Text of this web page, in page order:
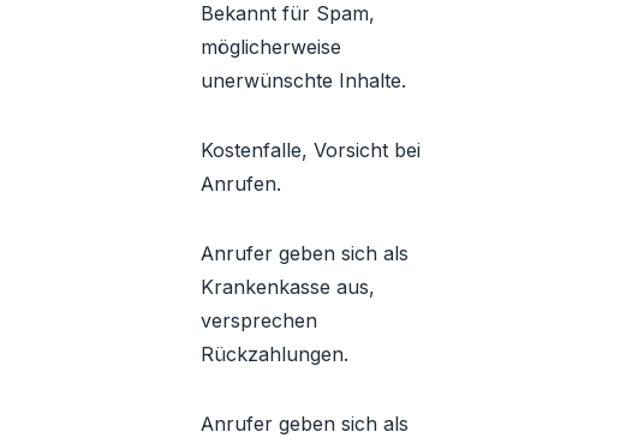
Bekannt für Spam,
möglicherweise
unerwünschte Inhalte.
Kostenfalle, Vorsicht bei
Anrufen.
Anrufer geben sich als
Krankenkasse aus,
versprechen
Rückzahlungen.
Anrufer geben sich als